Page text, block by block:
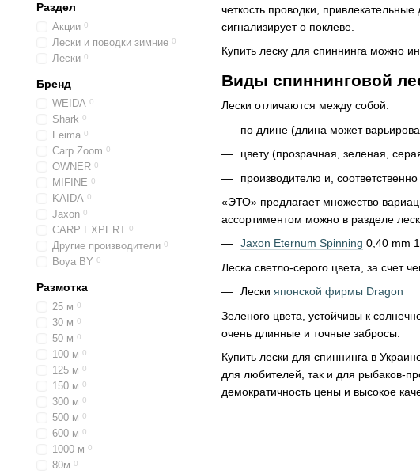
четкость проводки,
сигнализирует о поклеве.
Купить леску для спиннинга можно
Виды спиннинговой
Лески отличаются между собой:
по длине (длина может
цвету (прозрачная, зеленая,
производителю и, соответственно
«ЭТО» предлагает множество
ассортиментом можно в разделе
Jaxon Eternum Spinning 0,40 mm
Леска светло-серого цвета, за счет
Лески японской фирмы Dragon
Зеленого цвета, устойчивы к
очень длинные и точные забросы.
Купить лески для спиннинга в
для любителей, так и для рыбаков-
демократичность цены и высокое
Раздел
Акции 0
Лески и поводки зимние 0
Лески 0
Бренд
WEIDA 0
Shark 0
Feima 0
Carp Zoom 0
OWNER 0
MIFINE 0
KAIDA 0
Jaxon 0
CARP EXPERT 0
Другие производители 0
Boya BY 0
Размотка
25 м 0
30 м 0
50 м 0
100 м 0
125 м 0
150 м 0
300 м 0
500 м 0
600 м 0
1000 м 0
80м 0